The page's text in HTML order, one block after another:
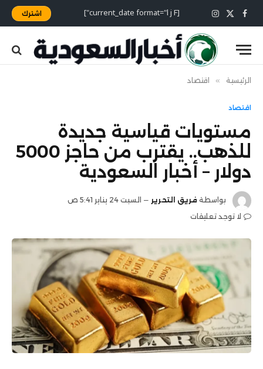
فيسبوك
X
(Twitter)
الانستغرام [current_date format="l j F"] اشترك
الرئيسية » اقتصاد
اقتصاد
مستويات قياسية جديدة
للذهب.. يقترب من حاجز 5000
دولار – أخبار السعودية
بواسطة فريق التحرير
السبت 24 يناير 5:41 ص
لا توجد تعليقات